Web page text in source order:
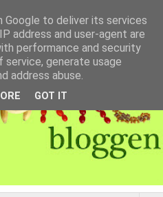
Google to deliver its services
address and user-agent are
performance and security
generate usage
address abuse.
GOT IT